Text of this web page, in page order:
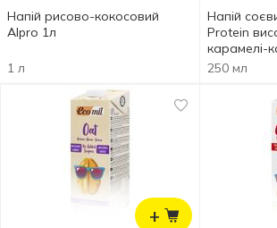
Напій рисово-кокосовий
Alpro 1л
1 л
Напій
Protein
карамелі-
250 мл
+